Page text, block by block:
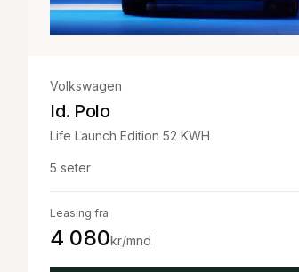
Volkswagen
Id. Polo
Life Launch Edition 52 KWH
5 seter
Leasing fra
4 080kr/mnd